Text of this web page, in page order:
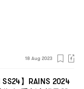
18 Aug 2023
SS24 】 RAINS 2024